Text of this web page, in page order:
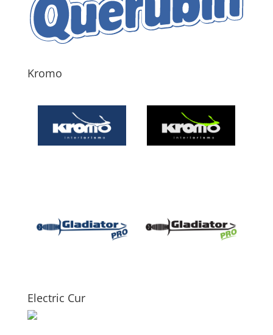
Kromo
Electric Cur